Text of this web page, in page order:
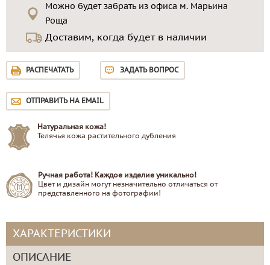
Можно будет забрать из офиса м. Марьина
Роща
Доставим, когда будет в наличии
РАСПЕЧАТАТЬ ЗАДАТЬ ВОПРОС
ОТПРАВИТЬ НА EMAIL
Натуральная кожа!
Телячья кожа растительного дубления
Ручная работа! Каждое изделие уникально!
Цвет и дизайн могут незначительно отличаться от
представленного на фотографии!
ХАРАКТЕРИСТИКИ
ОПИСАНИЕ